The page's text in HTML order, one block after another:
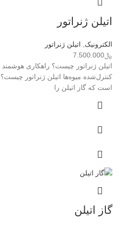
اتیلن ژنراتور
الکترونیک, اتیلن ژنراتور
﷼7.500.000
اتیلن ژنراتور چیست؟ راهکاری
کنترل‌شده میوه‌ها اتیلن ژنراتور چیست؟
است که گاز اتیلن را
گاز اتیلن